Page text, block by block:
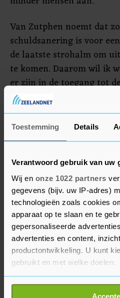
Toestemming Details
Verantwoord gebruik van uw
Wij en onze 1022 partners
gegevens (bijv. uw IP-adres)
technologieën zoals cookies
apparaat op te slaan en te
gepersonaliseerde
advertenties en content,
productontwikkeling. U kunt
gebruikt en met welke doelen.
Als u het toestaat, willen we
Van Zutphen noemt dat
schuldsanering is voor
de laatste strohalm om
te komen. Daarom wil ik
er zijn in de toegang tot
schuldsanering. En wat er
die daarvoor worden
wil eind mei 2020 met